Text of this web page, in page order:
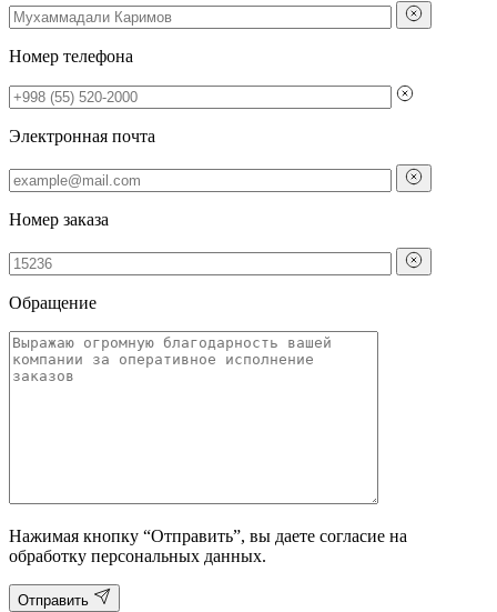
Номер телефона
Электронная почта
Номер заказа
Обращение
Нажимая кнопку “Отправить”, вы даете согласие на
обработку персональных данных.
Отправить